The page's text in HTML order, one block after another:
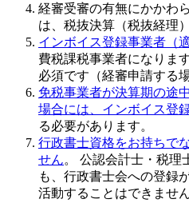
経審受審の有無にかかわ
は、税抜決算（税抜経理
インボイス登録事業者（
費税課税事業者になりま
必須です（経審申請する場
免税事業者が決算期の途
場合には、インボイス登
る必要があります。
行政書士資格をお持ちで
せん。 公認会計士・税理
も、行政書士会への登録
活動することはできません